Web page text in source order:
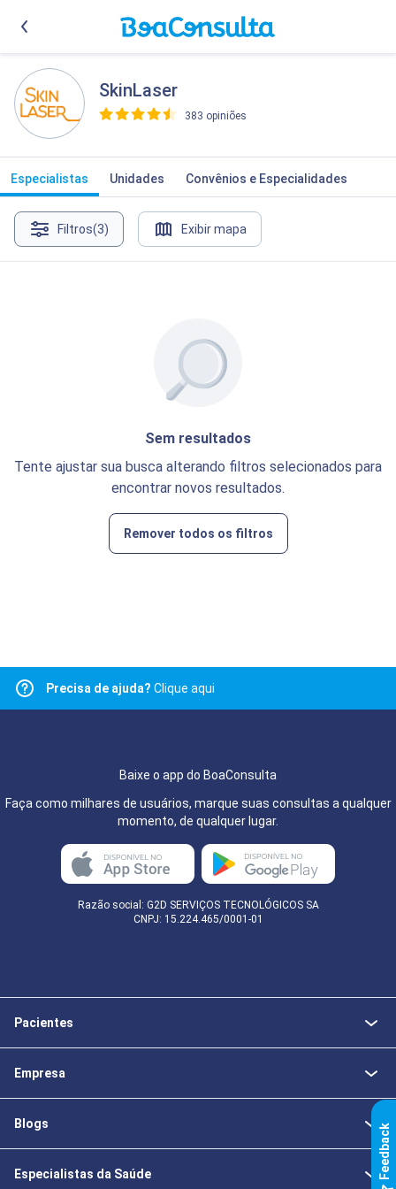
SkinLaser
383 opiniões
Especialistas Unidades Convênios e Especialidades
Filtros(3) Exibir mapa
Sem resultados
Tente ajustar sua busca alterando filtros selecionados para
encontrar novos resultados.
Remover todos os filtros
Precisa de ajuda? Clique aqui
Baixe o app do BoaConsulta
Faça como milhares de usuários, marque suas consultas a qualquer
momento, de qualquer lugar.
Razão social: G2D SERVIÇOS TECNOLÓGICOS SA
CNPJ: 15.224.465/0001-01
Pacientes
Empresa
Blogs
Especialistas da Saúde k